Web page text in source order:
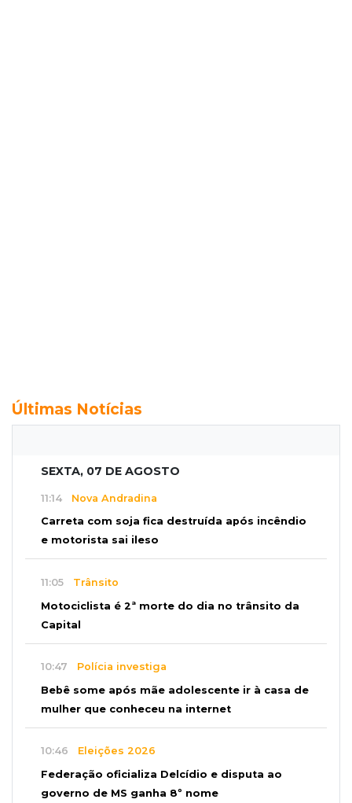
Últimas Notícias
SEXTA, 07 DE AGOSTO
11:14 Nova Andradina
Carreta com soja fica destruída após incêndio
e motorista sai ileso
11:05 Trânsito
Motociclista é 2ª morte do dia no trânsito da
Capital
10:47 Polícia investiga
Bebê some após mãe adolescente ir à casa de
mulher que conheceu na internet
10:46 Eleições 2026
Federação oficializa Delcídio e disputa ao
governo de MS ganha 8º nome